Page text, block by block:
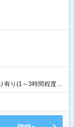
有り(1～3時間程度)